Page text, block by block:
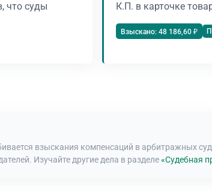
что суды
К.П. в карточке
Взыскано: 48 186,60 ₽
взыскания компенсаций в арбитражных
Изучайте другие дела в разделе«Судебная